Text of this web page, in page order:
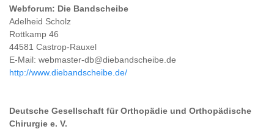
Webforum: Die Bandscheibe
Adelheid Scholz
Rottkamp 46
44581 Castrop-Rauxel
E-Mail: webmaster-db@diebandscheibe.de
http://www.diebandscheibe.de/
Deutsche Gesellschaft für Orthopädie und Orthopädische
Chirurgie e. V.